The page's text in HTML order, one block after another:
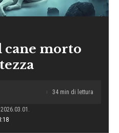
cane morto
34 min di lettura